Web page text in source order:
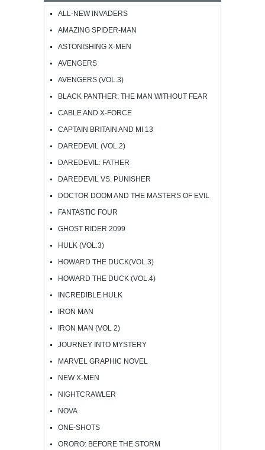
ALL-NEW INVADERS
AMAZING SPIDER-MAN
ASTONISHING X-MEN
AVENGERS
AVENGERS (VOL.3)
BLACK PANTHER: THE MAN WITHOUT FEAR
CABLE AND X-FORCE
CAPTAIN BRITAIN AND MI 13
DAREDEVIL (VOL.2)
DAREDEVIL: FATHER
DAREDEVIL VS. PUNISHER
DOCTOR DOOM AND THE MASTERS OF EVIL
FANTASTIC FOUR
GHOST RIDER 2099
HULK (VOL.3)
HOWARD THE DUCK(VOL.3)
HOWARD THE DUCK (VOL.4)
INCREDIBLE HULK
IRON MAN
IRON MAN (VOL 2)
JOURNEY INTO MYSTERY
MARVEL GRAPHIC NOVEL
NEW X-MEN
NIGHTCRAWLER
NOVA
ONE-SHOTS
ORORO: BEFORE THE STORM